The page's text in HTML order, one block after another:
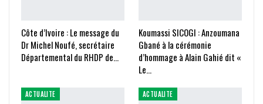
Côte d’Ivoire : Le message du
Dr Michel Noufé, secrétaire
Départemental du RHDP de…
Koumassi SICOGI : Anzoumana
Gbané à la cérémonie
d’hommage à Alain Gahié dit «
Le…
ACTUALITE ACTUALITE